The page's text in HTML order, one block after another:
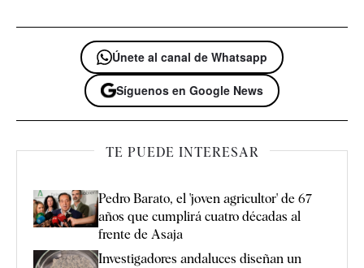
Únete al canal de Whatsapp
Síguenos en Google News
TE PUEDE INTERESAR
Pedro Barato, el 'joven agricultor' de 67
años que cumplirá cuatro décadas al
frente de Asaja
Investigadores andaluces diseñan un